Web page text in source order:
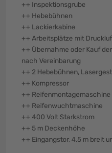
++ Inspektionsgrube
++ Hebebühnen
++ Lackierkabine
++ Arbeitsplätze mit
++ Übernahme oder Kauf
nach Vereinbarung
++ 2 Hebebühnen,
++ Kompressor
++ Reifenmontagemaschine
++ Reifenwuchtmaschine
++ 400 Volt Starkstrom
++ 5 m Deckenhöhe
++ Eingangstor, 4,5 m breit